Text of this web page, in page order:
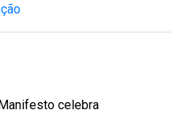
celebra